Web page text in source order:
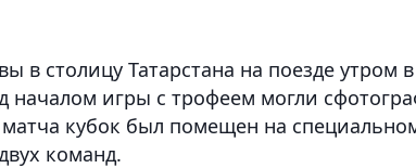
в столицу Татарстана на поезде утром
началом игры с трофеем могли
кубок был помещен на
команд.